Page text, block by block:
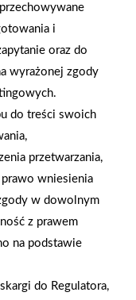
S.A. dołącza do
PSB. Sieć kończy
strategicznym
otwarciem po
rebrandingu
i
oraz do
wyrażonej zgody
do treści swoich
przetwarzania,
wniesienia
w dowolnym
z prawem
na podstawie
do Regulatora,